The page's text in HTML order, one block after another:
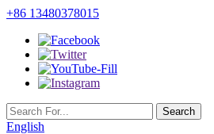
+86 13480378015
English